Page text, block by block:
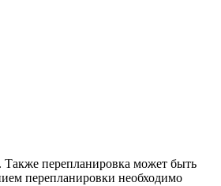
Также перепланировка может быть
перепланировки необходимо